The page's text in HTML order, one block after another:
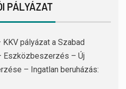
PÁLYÁZAT
pályázat a Szabad
Eszközbeszerzés – Új
– Ingatlan beruházás: